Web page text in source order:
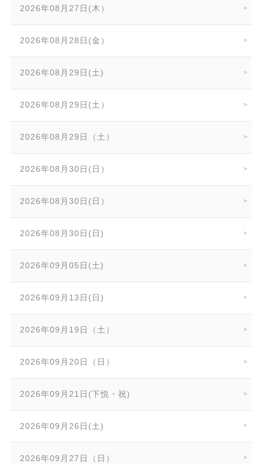
2026年08月27日(木）
2026年08月28日(金）
2026年08月29日(土)
2026年08月29日(土）
2026年08月29日（土）
2026年08月30日(日）
2026年08月30日(日）
2026年08月30日(日)
2026年09月05日(土)
2026年09月13日(日)
2026年09月19日（土）
2026年09月20日（日）
2026年09月21日(下悦・祝)
2026年09月26日(土)
2026年09月27日（日）